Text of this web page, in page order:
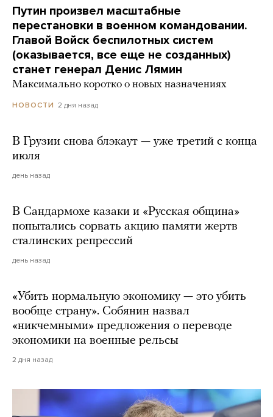
Путин произвел масштабные
перестановки в военном командовании.
Главой Войск беспилотных систем
(оказывается, все еще не созданных)
станет генерал Денис Лямин
Максимально коротко о новых назначениях
НОВОСТИ 2 дня назад
В Грузии снова блэкаут — уже третий с конца
июля
день назад
В Сандармохе казаки и «Русская община»
попытались сорвать акцию памяти жертв
сталинских репрессий
день назад
«Убить нормальную экономику — это убить
вообще страну». Собянин назвал
«никчемными» предложения о переводе
экономики на военные рельсы
2 дня назад